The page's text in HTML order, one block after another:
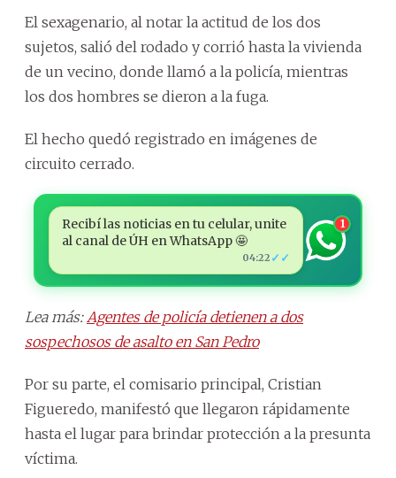
El sexagenario, al notar la actitud de los dos
sujetos, salió del rodado y corrió hasta la vivienda
de un vecino, donde llamó a la policía, mientras
los dos hombres se dieron a la fuga.
El hecho quedó registrado en imágenes de
circuito cerrado.
Recibí las noticias en tu celular, unite
al canal de ÚH en WhatsApp 🤩
04:22 ✓✓
1
Lea más:Agentes de policía detienen a dos
sospechosos de asalto en San Pedro
Por su parte, el comisario principal, Cristian
Figueredo, manifestó que llegaron rápidamente
hasta el lugar para brindar protección a la presunta
víctima.